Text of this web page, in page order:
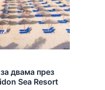
двама през
Sea Resort